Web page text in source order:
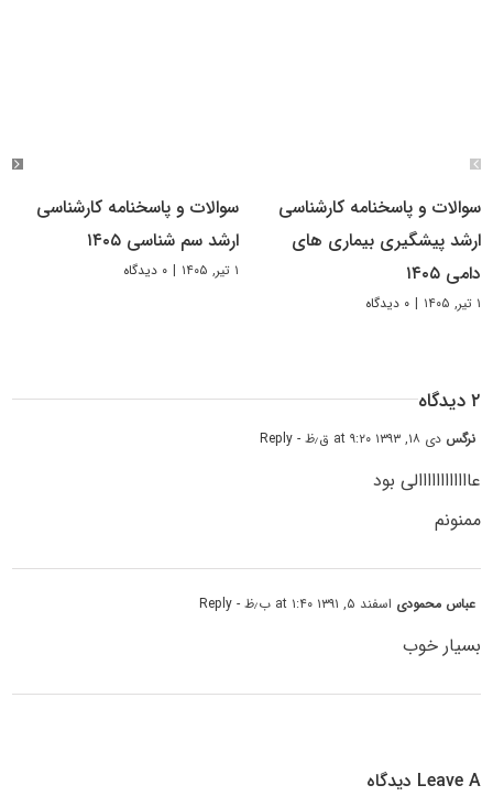
سوالات و پاسخنامه کارشناسی
ارشد پیشگیری بیماری های
دامی ۱۴۰۵
۱ تیر, ۱۴۰۵ | ۰ دیدگاه
سوالات و پاسخنامه کارشناسی
ارشد سم شناسی ۱۴۰۵
۱ تیر, ۱۴۰۵ | ۰ دیدگاه
۲ دیدگاه
نرگس دی ۱۸, ۱۳۹۳ at ۹:۲۰ ق٫ظ - Reply
عاااااااااااالی بود
ممنونم
عباس محمودی اسفند ۵, ۱۳۹۱ at ۱:۴۰ ب٫ظ - Reply
بسیار خوب
Leave A دیدگاه